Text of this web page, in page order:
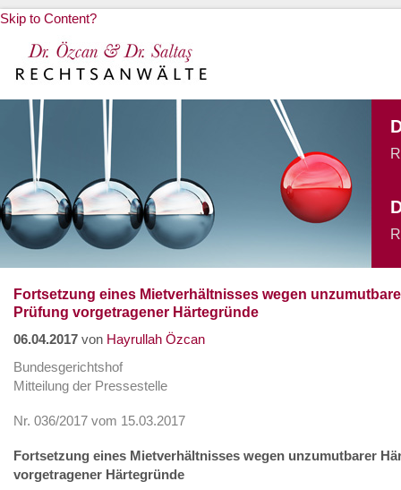
Skip to Content?
Fortsetzung eines Mietverhältnisses wegen
Prüfung vorgetragener Härtegründe
06.04.2017 von Hayrullah Özcan
Bundesgerichtshof
Mitteilung der Pressestelle
Nr. 036/2017 vom 15.03.2017
Fortsetzung eines Mietverhältnisses wegen unzumutbarer
vorgetragener Härtegründe